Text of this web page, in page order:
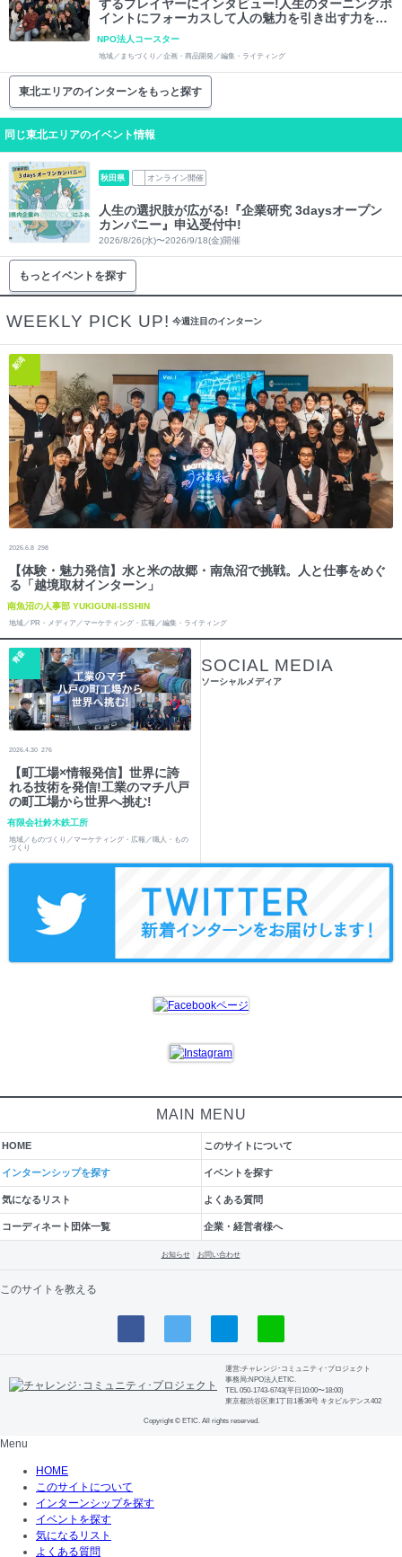
するプレイヤーにインタビュー!人生のターニングポ
イントにフォーカスして人の魅力を引き出す力を身
に着けてみませんか?
NPO法人コースター
地域／まちづくり／企画・商品開発／編集・ライティング
東北エリアのインターンをもっと探す
同じ東北エリアのイベント情報
秋田県 オンライン開催
人生の選択肢が広がる!『企業研究 3daysオープン
カンパニー』申込受付中!
2026/8/26(水)〜2026/9/18(金)開催
もっとイベントを探す
WEEKLY PICK UP! 今週注目のインターン
新潟
2026.6.8 298
【体験・魅力発信】水と米の故郷・南魚沼で挑戦。人と仕事をめぐ
る「越境取材インターン」
南魚沼の人事部 YUKIGUNI-ISSHIN
地域／PR・メディア／マーケティング・広報／編集・ライティング
青森
2026.4.30 276
【町工場×情報発信】世界に誇
れる技術を発信!工業のマチ八戸
の町工場から世界へ挑む!
有限会社鈴木鉄工所
地域／ものづくり／マーケティング・広報／職人・もの
づくり
SOCIAL MEDIA
ソーシャルメディア
MAIN MENU
HOME このサイトについて
インターンシップを探す イベントを探す
気になるリスト よくある質問
コーディネート団体一覧 企業・経営者様へ
お知らせ お問い合わせ
このサイトを教える
運営:チャレンジ･コミュニティ･プロジェクト
事務局:NPO法人ETIC.
TEL 050-1743-6743(平日10:00〜18:00)
東京都渋谷区東1丁目1番36号 キタビルデンス402
Copyright © ETIC. All rights reserved.
Menu
HOME
このサイトについて
インターンシップを探す
イベントを探す
気になるリスト
よくある質問